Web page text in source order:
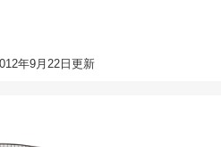
年9月22日更新